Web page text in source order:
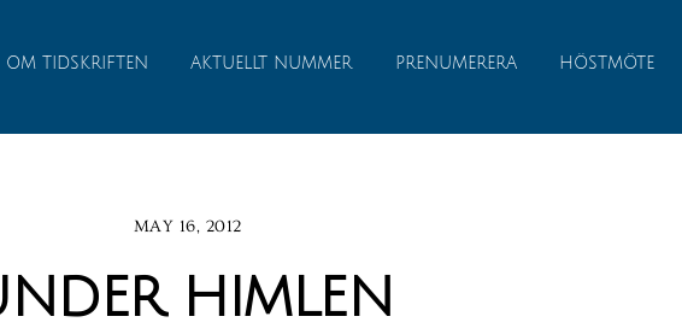
OM TIDSKRIFTEN AKTUELLT NUMMER PRENUMERERA HÖSTMÖTE
MAY 16, 2012
himlen